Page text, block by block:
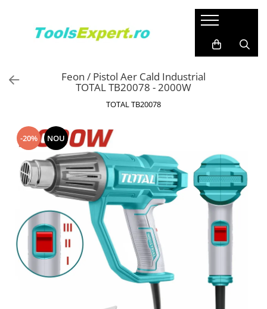
Produse
Feon / Pistol Aer Cald Industrial
TOTAL TB20078 - 2000W
TOTAL TB20078
-20% NOU